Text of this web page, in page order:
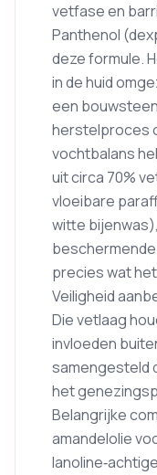
vetfase en
Panthenol
deze formule.
in de huid
een
herstelproces
vochtbalans
uit circa 70%
vloeibare
witte
precies wat
Veiligheid
Die vetlaag
invloeden
samengesteld
het
Belangrijke
amandelolie